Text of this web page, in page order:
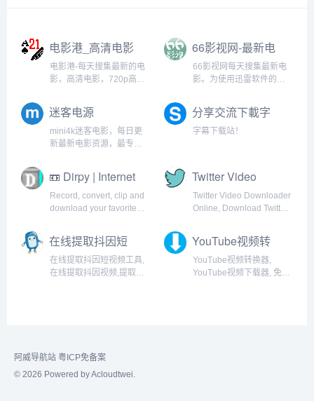
电影港_高清电影
下载_720p高清
_1080p高清
电影港-每天搜集最新的电
影，高清电影，720p高清
免费下载。专注于高清电
影的下载服务。
66影视网-最新电
影,最新电视剧,迅
雷电影下载
66影视网每天搜集最新电
影。为使用迅雷软件的用
视剧下载,高清电影下载等
服务。
迷客电源
mini4k迷客电影，每日更
新最新电影资源，最专业
载、百度网盘下载，提供bt
种子和磁力链接下载资
源。
分享交流下載字
幕平台 - SubHD
字幕下载站！
📼 Dirpy | Internet
DVR
Record, convert, clip and
download your favorite
Twitter Video
Downloader
Online -
Videos
Twitter Video Downloader
Online, Download Twitter
directly from Twitter to
your device for free
without any software.
TwDown is the best and
在线提取抖因短
视频工具(无水印)
- 机领网
在线提取抖因短视频工具,
在线提取抖因视频,提取抖
YouTube视频转
换器, YouTube视
频下载器, 免费在
YouTube视频转换器,
YouTube视频下载器, 免费
阿威导航站 粤ICP免备案
© 2026 Powered by Acloudtwei.